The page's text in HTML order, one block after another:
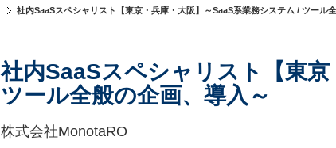
社内SaaSスペシャリスト【東京・兵庫・大阪】～SaaS系業務システム / ツール
社内SaaSスペシャリスト【東
ツール全般の企画、導入～
株式会社MonotaRO